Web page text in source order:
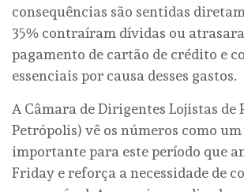
consequências são sentidas
35% contraíram dívidas ou
pagamento de cartão de crédito e
essenciais por causa desses gastos.
A Câmara de Dirigentes Lojistas de
Petrópolis) vê os números como
importante para este período que
Friday e reforça a necessidade de